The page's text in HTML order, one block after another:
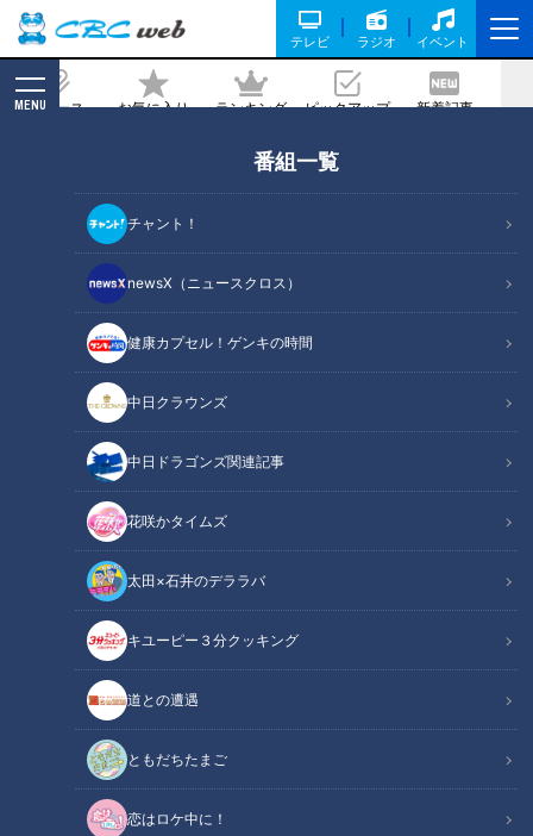
テレビ ラジオ イベント
ニュース お気に入り ランキング ピックアップ 新着記事
MENU
番組一覧
チャント！
newsX（ニュースクロス）
健康カプセル！ゲンキの時間
中日クラウンズ
中日ドラゴンズ関連記事
花咲かタイムズ
太田×石井のデララバ
キユーピー３分クッキング
道との遭遇
ともだちたまご
恋はロケ中に！
案！ごまたっぷりのあったか鍋【花咲か
タイムズ】
2023/02/20 18:00
チャント！
くらしニュース
やってきたのは愛知商業高校。実はこの高校、企業とタッグを
組み次々とヒット商品を生み出しているんです。今回は花咲か
タイムズオリジナル鍋を考案してもらいました！